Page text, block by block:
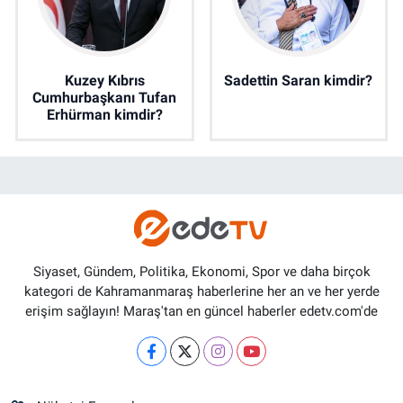
Kuzey Kıbrıs
Cumhurbaşkanı Tufan
Erhürman kimdir?
Sadettin Saran kimdir?
Siyaset, Gündem, Politika, Ekonomi, Spor ve daha birçok
kategori de Kahramanmaraş haberlerine her an ve her yerde
erişim sağlayın! Maraş'tan en güncel haberler edetv.com'de